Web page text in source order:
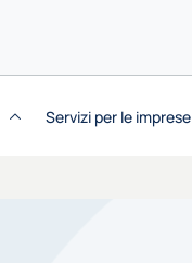
Servizi per le imprese